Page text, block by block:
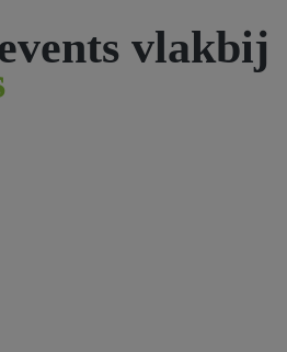
vlakbij